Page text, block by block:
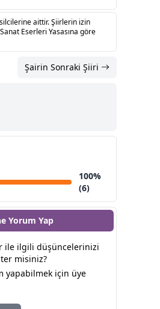
aittir. Şiirlerin izin
Eserleri Yasasına göre
Şairin Sonraki Şiiri
100%
(6)
Yorum Yap
ile ilgili düşüncelerinizi
misiniz?
yapabilmek için üye